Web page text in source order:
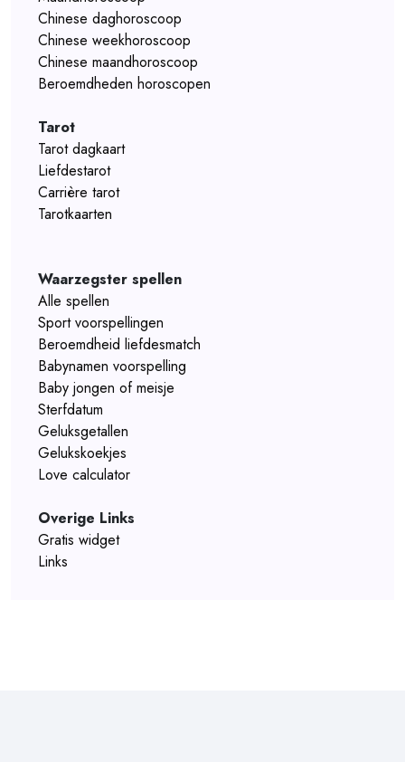
Chinese daghoroscoop
Chinese weekhoroscoop
Chinese maandhoroscoop
Beroemdheden horoscopen
Tarot
Tarot dagkaart
Liefdestarot
Carrière tarot
Tarotkaarten
Waarzegster spellen
Alle spellen
Sport voorspellingen
Beroemdheid liefdesmatch
Babynamen voorspelling
Baby jongen of meisje
Sterfdatum
Geluksgetallen
Gelukskoekjes
Love calculator
Overige Links
Gratis widget
Links